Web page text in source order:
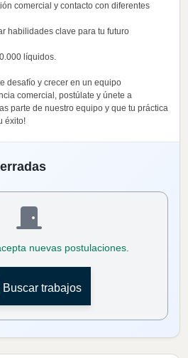
comercial y contacto con diferentes
habilidades clave para tu futuro
líquidos.
desafío y crecer en un equipo
comercial, postúlate y únete a
parte de nuestro equipo y que tu práctica
éxito!
nuevas postulaciones.
Buscar trabajos